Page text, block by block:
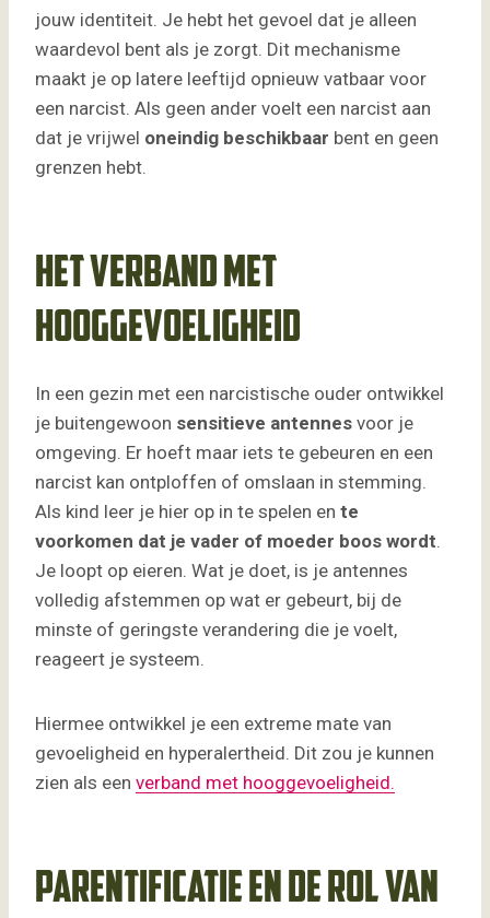
jouw identiteit. Je hebt het gevoel dat je alleen
waardevol bent als je zorgt. Dit mechanisme
maakt je op latere leeftijd opnieuw vatbaar voor
een narcist. Als geen ander voelt een narcist aan
dat je vrijwel oneindig beschikbaar bent en geen
grenzen hebt.
Het verband met
hooggevoeligheid
In een gezin met een narcistische ouder ontwikkel
je buitengewoon sensitieve antennes voor je
omgeving. Er hoeft maar iets te gebeuren en een
narcist kan ontploffen of omslaan in stemming.
Als kind leer je hier op in te spelen en te
voorkomen dat je vader of moeder boos wordt.
Je loopt op eieren. Wat je doet, is je antennes
volledig afstemmen op wat er gebeurt, bij de
minste of geringste verandering die je voelt,
reageert je systeem.
Hiermee ontwikkel je een extreme mate van
gevoeligheid en hyperalertheid. Dit zou je kunnen
zien als een verband met hooggevoeligheid.
Parentificatie en de rol van